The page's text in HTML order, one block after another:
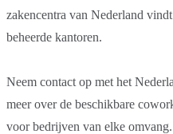
zakencentra van Nederland
beheerde kantoren.
Neem contact op met het
meer over de beschikbare
voor bedrijven van elke omvang.